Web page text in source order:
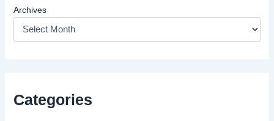
Archives
Categories